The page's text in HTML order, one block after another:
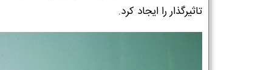
تاثیرگذار را ایجاد کرد.